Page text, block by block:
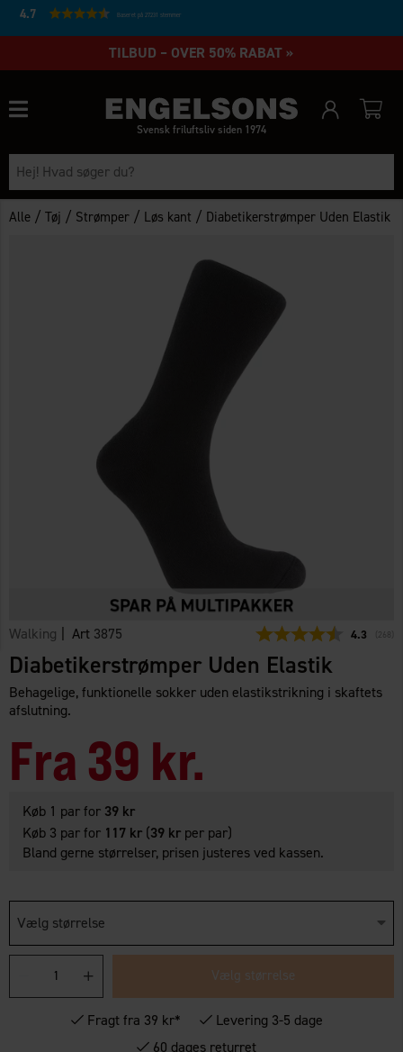
4.7 Baseret på 27231 stemmer
TILBUD – OVER 50% RABAT »
Svensk friluftsliv siden 1974
Alle /Tøj / Strømper / Løs kant / Diabetikerstrømper Uden Elastik
Walking | Art 3875 4.3 268
Diabetikerstrømper Uden Elastik
Behagelige, funktionelle sokker uden elastikstrikning i skaftets
afslutning.
Fra 39 kr.
Køb 1 par for 39 kr
Køb 3 par for 117 kr (39 kr per par)
Bland gerne størrelser, prisen justeres ved kassen.
Vælg størrelse
Vælg størrelse
Fragt fra 39 kr*
Levering 3-5 dage
60 dages returret